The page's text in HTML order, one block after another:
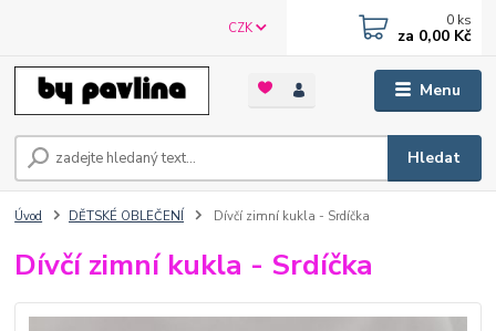
Menu
CZK
Hledat
0 ks
za 0,00 Kč
Úvod DĚTSKÉ OBLEČENÍ Dívčí zimní kukla - Srdíčka
Dívčí zimní kukla - Srdíčka